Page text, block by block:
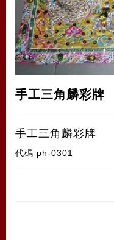
手工三角麟彩牌
手工三角麟彩牌
代碼 ph-0301